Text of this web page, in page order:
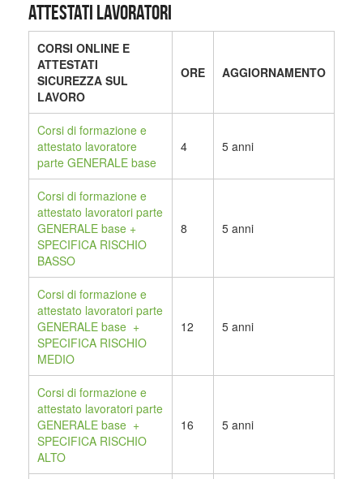
ATTESTATI LAVORATORI
CORSI ONLINE E
ATTESTATI
SICUREZZA SUL
LAVORO
ORE AGGIORNAMENTO
Corsi di formazione e
attestato lavoratore
parte GENERALE base
4 5 anni
Corsi di formazione e
attestato lavoratori parte
GENERALE base +
SPECIFICA RISCHIO
BASSO
8 5 anni
Corsi di formazione e
attestato lavoratori parte
GENERALE base +
SPECIFICA RISCHIO
MEDIO
12 5 anni
Corsi di formazione e
attestato lavoratori parte
GENERALE base +
SPECIFICA RISCHIO
ALTO
16 5 anni